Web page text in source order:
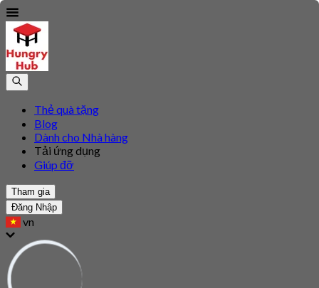
Thẻ quà tặng
Blog
Dành cho Nhà hàng
Tải ứng dụng
Giúp đỡ
Tham gia
Đăng Nhập
vn